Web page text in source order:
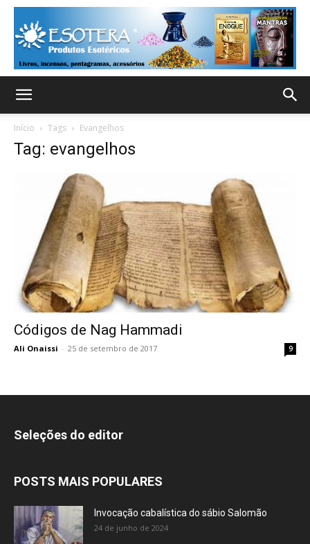
Início Tags Evangelhos
Tag: evangelhos
Códigos de Nag Hammadi
Ali Onaissi - 25 de setembro de 2017 9
Seleções do editor
POSTS MAIS POPULARES
Invocação cabalística do sábio Salomão
24 de junho de 2024